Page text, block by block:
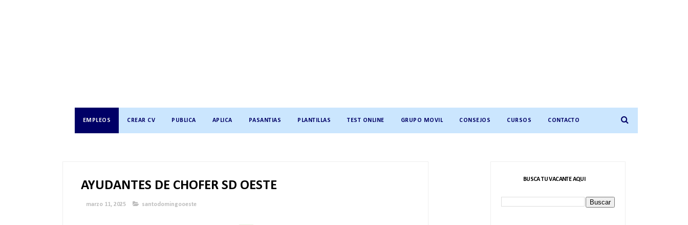
EMPLEOS CREAR CV PUBLICA APLICA PASANTIAS PLANTILLAS TEST ONLINE GRUPO MOVIL CONSEJOS CURSOS CONTACTO
AYUDANTES DE CHOFER SD OESTE
marzo 11, 2025 santodomingooeste
BUSCA TU VACANTE AQUI